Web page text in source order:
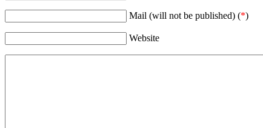
Mail (will not be published) (*)
Website